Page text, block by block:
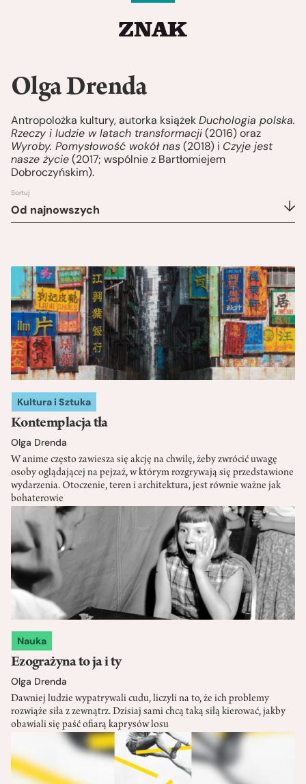
Olga Drenda
Antropolożka kultury, autorka książekDuchologia polska.
Rzeczy i ludzie w latach transformacji(2016) oraz
Wyroby. Pomysłowość wokół nas(2018) i Czyje jest
nasze życie(2017; wspólnie z Bartłomiejem
Dobroczyńskim).
Sortuj
Od najnowszych
Kultura i Sztuka
Kontemplacja tła
Olga Drenda
W anime często zawiesza się akcję na chwilę, żeby zwrócić uwagę
osoby oglądającej na pejzaż, w którym rozgrywają się przedstawione
wydarzenia. Otoczenie, teren i architektura, jest równie ważne jak
bohaterowie
Nauka
Ezograżyna to ja i ty
Olga Drenda
Dawniej ludzie wypatrywali cudu, liczyli na to, że ich problemy
rozwiąże siła z zewnątrz. Dzisiaj sami chcą taką siłą kierować, jakby
obawiali się paść ofiarą kaprysów losu